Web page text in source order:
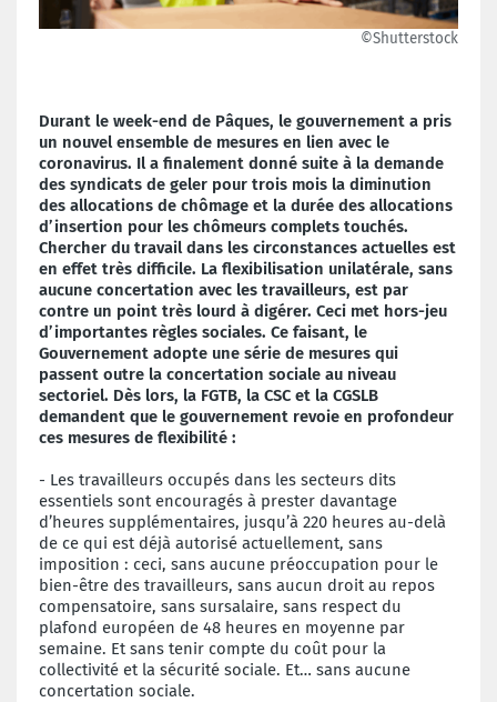
©Shutterstock
Durant le week-end de Pâques, le gouvernement a pris
un nouvel ensemble de mesures en lien avec le
coronavirus. Il a finalement donné suite à la demande
des syndicats de geler pour trois mois la diminution
des allocations de chômage et la durée des allocations
d’insertion pour les chômeurs complets touchés.
Chercher du travail dans les circonstances actuelles est
en effet très difficile. La flexibilisation unilatérale, sans
aucune concertation avec les travailleurs, est par
contre un point très lourd à digérer. Ceci met hors-jeu
d’importantes règles sociales. Ce faisant, le
Gouvernement adopte une série de mesures qui
passent outre la concertation sociale au niveau
sectoriel. Dès lors, la FGTB, la CSC et la CGSLB
demandent que le gouvernement revoie en profondeur
ces mesures de flexibilité :
- Les travailleurs occupés dans les secteurs dits
essentiels sont encouragés à prester davantage
d’heures supplémentaires, jusqu’à 220 heures au-delà
de ce qui est déjà autorisé actuellement, sans
imposition : ceci, sans aucune préoccupation pour le
bien-être des travailleurs, sans aucun droit au repos
compensatoire, sans sursalaire, sans respect du
plafond européen de 48 heures en moyenne par
semaine. Et sans tenir compte du coût pour la
collectivité et la sécurité sociale. Et… sans aucune
concertation sociale.